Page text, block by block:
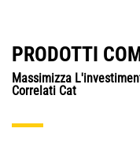
PRODOTTI
Massimizza
Correlati Cat